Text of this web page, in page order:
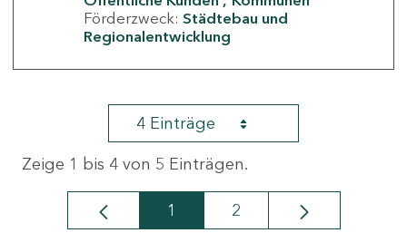
Förderzweck: Städtebau und
Regionalentwicklung
4 Einträge
Zeige 1 bis 4 von 5 Einträgen.
Seite
1 Seite
2